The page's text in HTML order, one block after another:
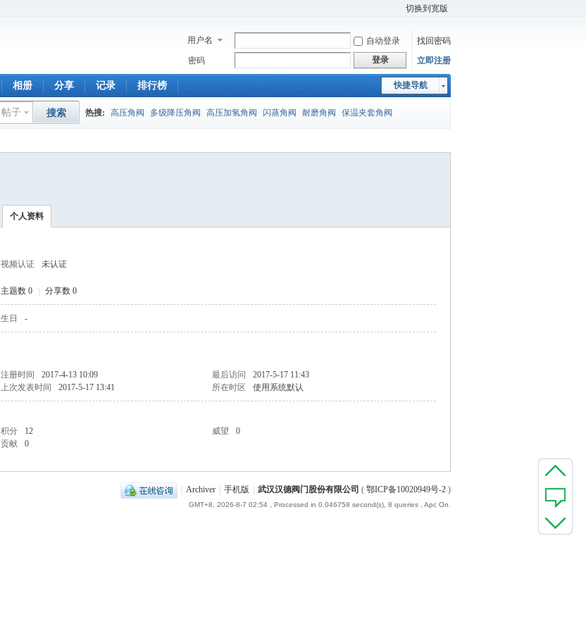
切换到宽版
用户名 自动登录
找回密码
密码
登录 立即注册
快捷导航
相册 分享 记录 排行榜
帖子 搜索 热搜: 高压角阀 多级降压角阀 高压加氢角阀 闪蒸角阀 耐磨角阀 保温夹套角阀
个人资料
视频认证 未认证
主题数 0 分享数 0
生日 -
注册时间 2017-4-13 10:09 最后访问
2017-5-17 11:43
上次发表时间 2017-5-17 13:41 所在时区 使用系统默认
积分 12 威望
0
贡献 0
Archiver 手机版 武汉汉德阀门股份有限公司 ( 鄂ICP备10020949号-2 )
GMT+8, 2026-8-7 02:54 , Processed in 0.046758 second(s), 8 queries , Apc On.